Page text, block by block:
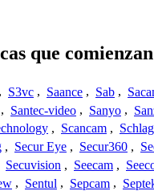
que
, S3vc , Saance , Sab ,
, Santec-video , Sanyo ,
, Scancam ,
, Secur Eye , Secur360 ,
Secuvision , Seecam ,
, Sentul , Sepcam ,